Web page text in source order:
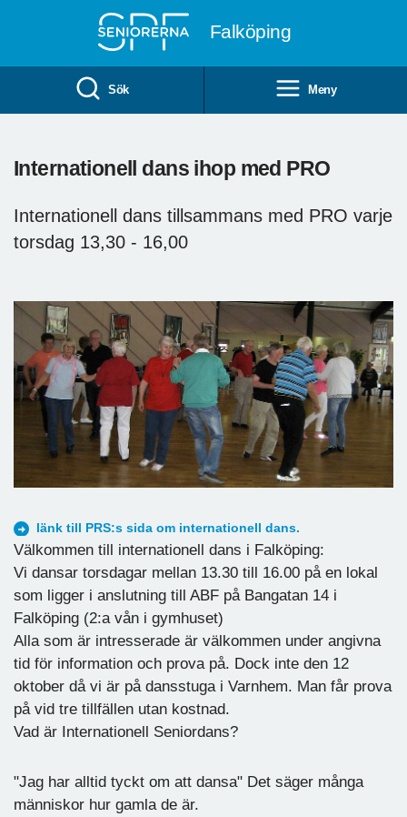
Falköping
Sök Meny
Internationell dans ihop med PRO
Internationell dans tillsammans med PRO varje
torsdag 13,30 - 16,00
länk till PRS:s sida om internationell dans.
Välkommen till internationell dans i Falköping:
Vi dansar torsdagar mellan 13.30 till 16.00 på en lokal
som ligger i anslutning till ABF på Bangatan 14 i
Falköping (2:a vån i gymhuset)
Alla som är intresserade är välkommen under angivna
tid för information och prova på. Dock inte den 12
oktober då vi är på dansstuga i Varnhem. Man får prova
på vid tre tillfällen utan kostnad.
Vad är Internationell Seniordans?
"Jag har alltid tyckt om att dansa" Det säger många
människor hur gamla de är.